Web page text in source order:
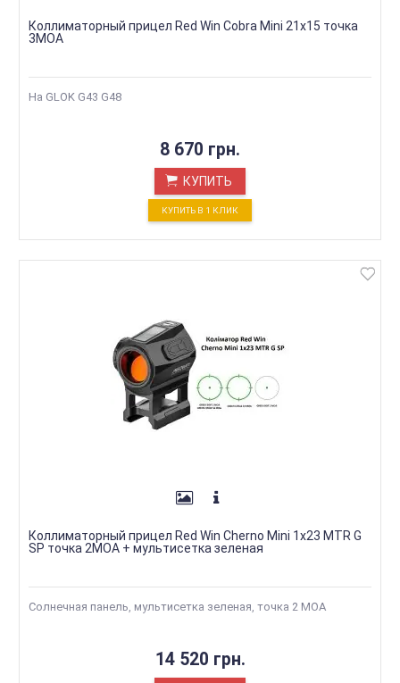
Коллиматорный прицел Red Win Cobra Mini 21x15 точка
3MOA
На GLOK G43 G48
8 670 грн.
КУПИТЬ
КУПИТЬ В 1 КЛИК
Коллиматорный прицел Red Win Cherno Mini 1x23 MTR G
SP точка 2МОА + мультисетка зеленая
Солнечная панель, мультисетка зеленая, точка 2 МОА
14 520 грн.